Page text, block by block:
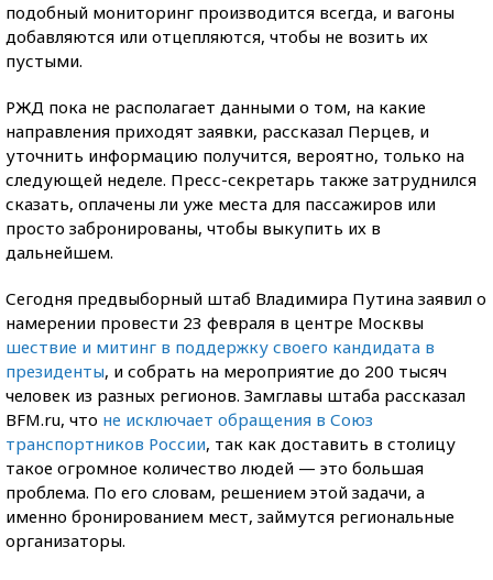
подобный мониторинг производится всегда, и вагоны
добавляются или отцепляются, чтобы не возить их
пустыми.
РЖД пока не располагает данными о том, на какие
направления приходят заявки, рассказал Перцев, и
уточнить информацию получится, вероятно, только на
следующей неделе. Пресс-секретарь также затруднился
сказать, оплачены ли уже места для пассажиров или
просто забронированы, чтобы выкупить их в
дальнейшем.
Сегодня предвыборный штаб Владимира Путина заявил о
намерении провести 23 февраля в центре Москвы
шествие и митинг в поддержку своего кандидата в
президенты, и собрать на мероприятие до 200 тысяч
человек из разных регионов. Замглавы штаба рассказал
BFM.ru, что не исключает обращения в Союз
транспортников России, так как доставить в столицу
такое огромное количество людей — это большая
проблема. По его словам, решением этой задачи, а
именно бронированием мест, займутся региональные
организаторы.